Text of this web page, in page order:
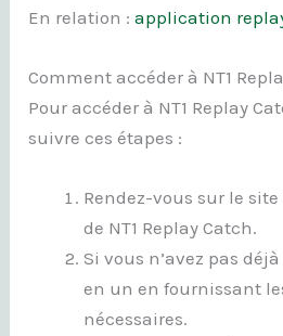
En relation :application
Comment accéder à NT1
Pour accéder à NT1 Replay
suivre ces étapes :
Rendez-vous sur le
de NT1 Replay Catch.
Si vous n’avez pas
en un en fournissant
nécessaires.